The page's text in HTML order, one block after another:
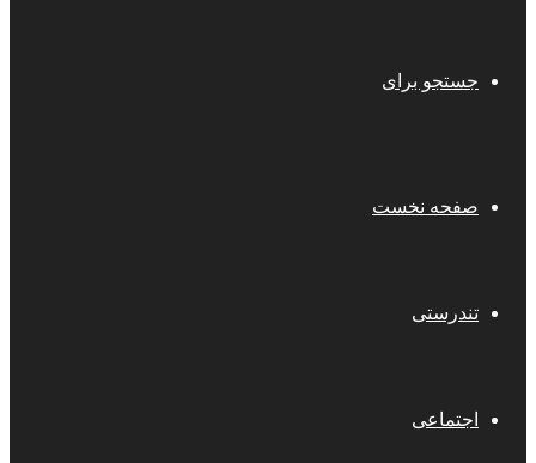
جستجو برای
صفحه نخست
تندرستی
اجتماعی